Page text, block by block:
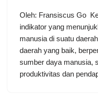
Oleh: Fransiscus Go
indikator yang
manusia di suatu
daerah yang baik,
sumber daya manusia,
produktivitas dan